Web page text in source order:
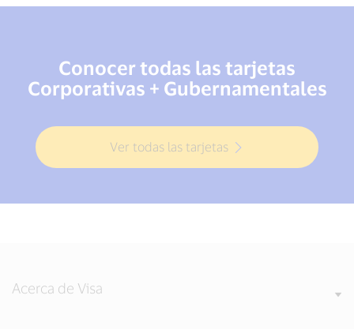
Conocer todas las tarjetas
Corporativas + Gubernamentales
Ver todas las tarjetas
Acerca de Visa